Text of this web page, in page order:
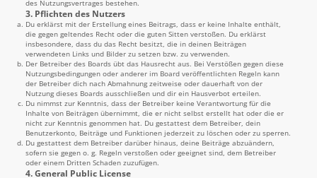
des Nutzungsvertrages bestehen.
3. Pflichten des Nutzers
Du erklärst mit der Erstellung eines Beitrags, dass er keine Inhalte enthält,
die gegen geltendes Recht oder die guten Sitten verstoßen. Du erklärst
insbesondere, dass du das Recht besitzt, die in deinen Beiträgen
verwendeten Links und Bilder zu setzen bzw. zu verwenden.
Der Betreiber des Boards übt das Hausrecht aus. Bei Verstößen gegen diese
Nutzungsbedingungen oder anderer im Board veröffentlichten Regeln kann
der Betreiber dich nach Abmahnung zeitweise oder dauerhaft von der
Nutzung dieses Boards ausschließen und dir ein Hausverbot erteilen.
Du nimmst zur Kenntnis, dass der Betreiber keine Verantwortung für die
Inhalte von Beiträgen übernimmt, die er nicht selbst erstellt hat oder die er
nicht zur Kenntnis genommen hat. Du gestattest dem Betreiber, dein
Benutzerkonto, Beiträge und Funktionen jederzeit zu löschen oder zu sperren.
Du gestattest dem Betreiber darüber hinaus, deine Beiträge abzuändern,
sofern sie gegen o. g. Regeln verstoßen oder geeignet sind, dem Betreiber
oder einem Dritten Schaden zuzufügen.
4. General Public License